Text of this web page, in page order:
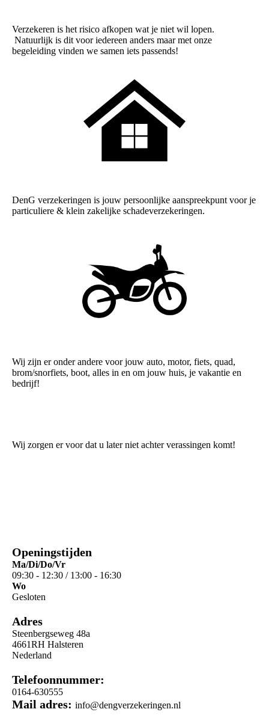
Verzekeren is het risico afkopen wat je niet wil lopen.
Natuurlijk is dit voor iedereen anders maar met onze
begeleiding vinden we samen iets passends!
DenG verzekeringen is jouw persoonlijke aanspreekpunt voor je
particuliere & klein zakelijke schadeverzekeringen.
Wij zijn er onder andere voor jouw auto, motor, fiets, quad,
brom/snorfiets, boot, alles in en om jouw huis, je vakantie en
bedrijf!
Wij zorgen er voor dat u later niet achter verassingen komt!
Openingstijden
Ma/Di/Do/Vr
09:30 - 12:30 / 13:00 - 16:30
Wo
Gesloten
Adres
Steenbergseweg 48a
4661RH Halsteren
Nederland
Telefoonnummer:
0164-630555
Mail adres: info@dengverzekeringen.nl